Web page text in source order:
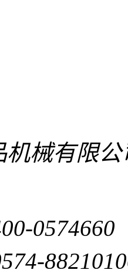
机械有限公
0574660